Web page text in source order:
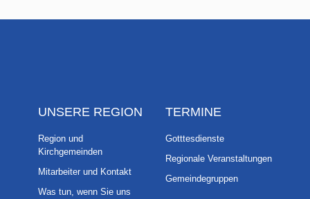
UNSERE REGION
Region und
Kirchgemeinden
Mitarbeiter und Kontakt
Was tun, wenn Sie uns
TERMINE
Gotttesdienste
Regionale Veranstaltungen
Gemeindegruppen